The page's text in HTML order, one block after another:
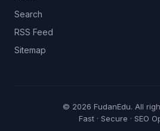
Search
RSS Feed
Sitemap
© 2026 FudanEdu. All
Fast · Secure · SEO